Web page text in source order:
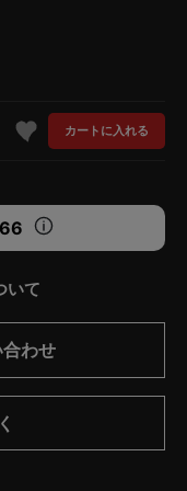
カートに入れる
いて
わせ